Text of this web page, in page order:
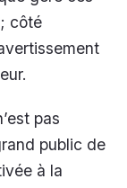
côté
pas
public de
à la